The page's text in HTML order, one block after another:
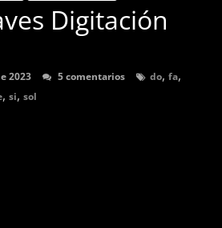
Digitación
2023 5 comentarios do,fa,
,si,sol